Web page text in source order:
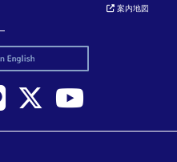
案内地図